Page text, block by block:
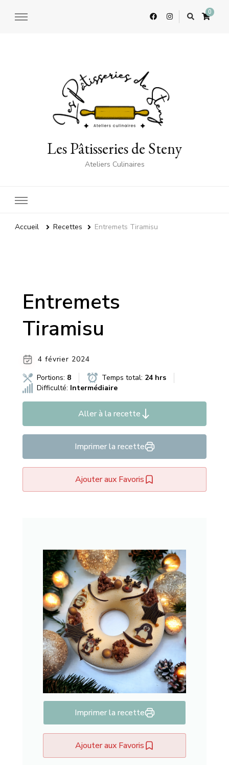
0
Les Pâtisseries de Steny
Ateliers Culinaires
Accueil Recettes Entremets Tiramisu
Entremets
Tiramisu
4 février 2024
Portions: 8 Temps total: 24 hrs
Difficulté: Intermédiaire
Aller à la recette
Imprimer la recette
Ajouter aux Favoris
Imprimer la recette
Ajouter aux Favoris